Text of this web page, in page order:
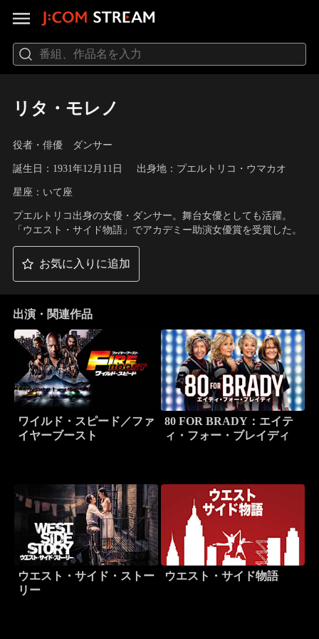
リタ・モレノ
役者・俳優 ダンサー
誕生日：1931年12月11日 出身地：プエルトリコ・ウマカオ
星座：いて座
プエルトリコ出身の女優・ダンサー。舞台女優としても活躍。
「ウエスト・サイド物語」でアカデミー助演女優賞を受賞した。
お気に入りに追加
出演・関連作品
ワイルド・スピード／ファ
イヤーブースト
80 FOR BRADY：エイテ
ィ・フォー・ブレイディ
ウエスト・サイド・ストー
リー
ウエスト・サイド物語